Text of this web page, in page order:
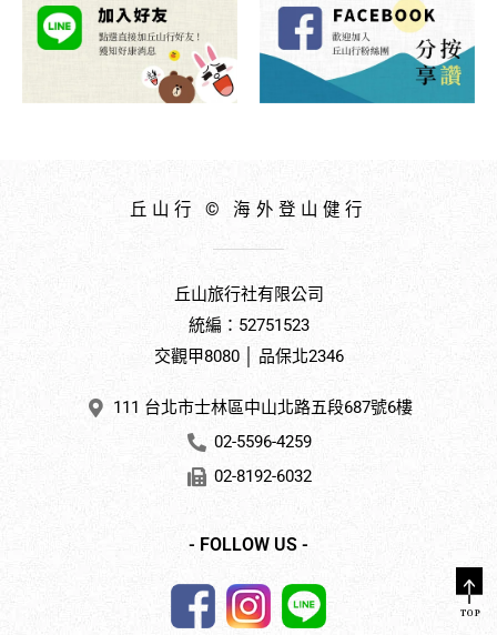
丘山行 © 海外登山健行
丘山旅行社有限公司
統編：52751523
交觀甲8080 │ 品保北2346
111 台北市士林區中山北路五段687號6樓
02-5596-4259
02-8192-6032
- FOLLOW US -